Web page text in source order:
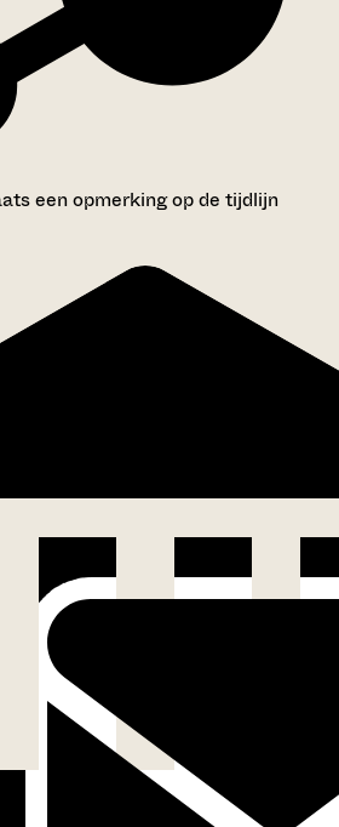
een opmerking op de tijdlijn